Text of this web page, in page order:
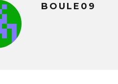
BOULE09